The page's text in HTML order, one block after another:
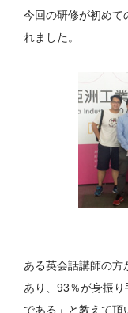
今回の研修が初めて
れました。
ある英会話講師の
あり、93％が身振
である」と教えて